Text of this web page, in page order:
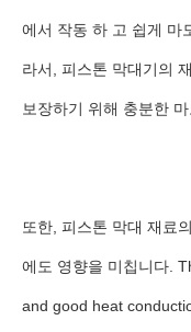
에서 작동 하 고 쉽게 마
라서, 피스톤 막대기의
보장하기 위해 충분한
또한, 피스톤 막대 재료
에도 영향을 미칩니다.
and good heat